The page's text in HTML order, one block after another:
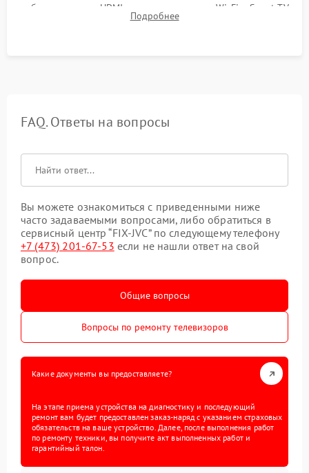
работы разъемов HDMI, динамиков, модуля Wi-Fi и Smart TV
в рабочем режиме в течение нескольких часов.
Подробнее
FAQ. Ответы на вопросы
Вы можете ознакомиться с приведенными ниже
часто задаваемыми вопросами, либо обратиться в
сервисный центр “FIX-JVC” по следующему телефону
+7 (473) 201-67-53 если не нашли ответ на свой
вопрос.
Общие вопросы
Вопросы по ремонту телевизоров
Какие документы вы предоставляете?
На этапе приема устройства на диагностику и последующий
ремонт вам будет предоставлен заказ-наряд с указанием страховых
обязательств на ваше устройство. Далее, после выполнения работ
по ремонту техники, вы получите акт выполненных работ и
гарантийный талон.